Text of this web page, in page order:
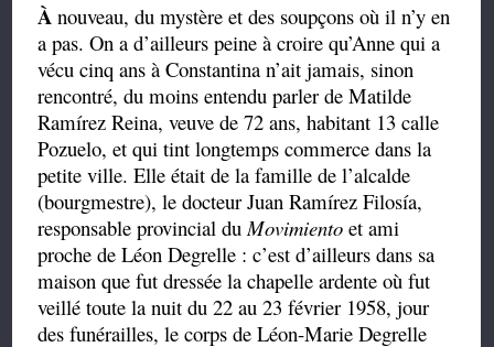
À nouveau, du mystère et des soupçons où il n’y en
a pas. On a d’ailleurs peine à croire qu’Anne qui a
vécu cinq ans à Constantina n’ait jamais, sinon
rencontré, du moins entendu parler de Matilde
Ramírez Reina, veuve de 72 ans, habitant 13 calle
Pozuelo, et qui tint longtemps commerce dans la
petite ville. Elle était de la famille de l’alcalde
(bourgmestre), le docteur Juan Ramírez Filosía,
responsable provincial duMovimiento et ami
proche de Léon Degrelle : c’est d’ailleurs dans sa
maison que fut dressée la chapelle ardente où fut
veillé toute la nuit du 22 au 23 février 1958, jour
des funérailles, le corps de Léon-Marie Degrelle